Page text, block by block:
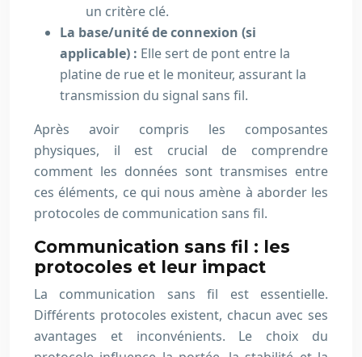
un critère clé.
La base/unité de connexion (si
applicable) : Elle sert de pont entre la
platine de rue et le moniteur, assurant la
transmission du signal sans fil.
Après avoir compris les composantes
physiques, il est crucial de comprendre
comment les données sont transmises entre
ces éléments, ce qui nous amène à aborder les
protocoles de communication sans fil.
Communication sans fil : les
protocoles et leur impact
La communication sans fil est essentielle.
Différents protocoles existent, chacun avec ses
avantages et inconvénients. Le choix du